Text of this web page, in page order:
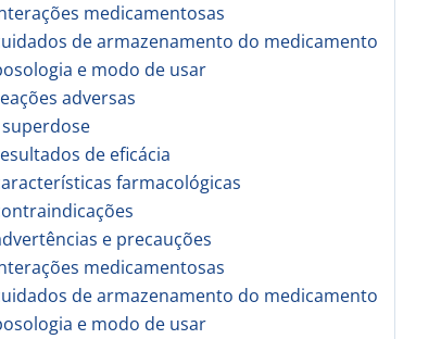
medicamentosas
de armazenamento do medicamento
e modo de usar
adversas
superdose
de eficácia
farmacológicas
e precauções
medicamentosas
de armazenamento do medicamento
e modo de usar